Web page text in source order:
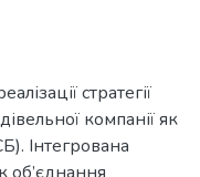
стратегії
компанії як
Інтегрована